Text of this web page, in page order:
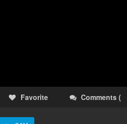
Favorite Comments (